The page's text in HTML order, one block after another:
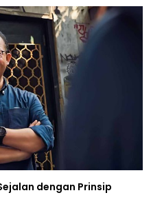
dengan Prinsip